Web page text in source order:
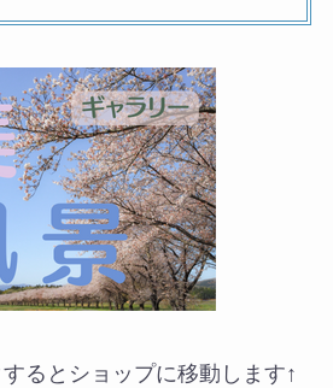
るとショップに移動します↑